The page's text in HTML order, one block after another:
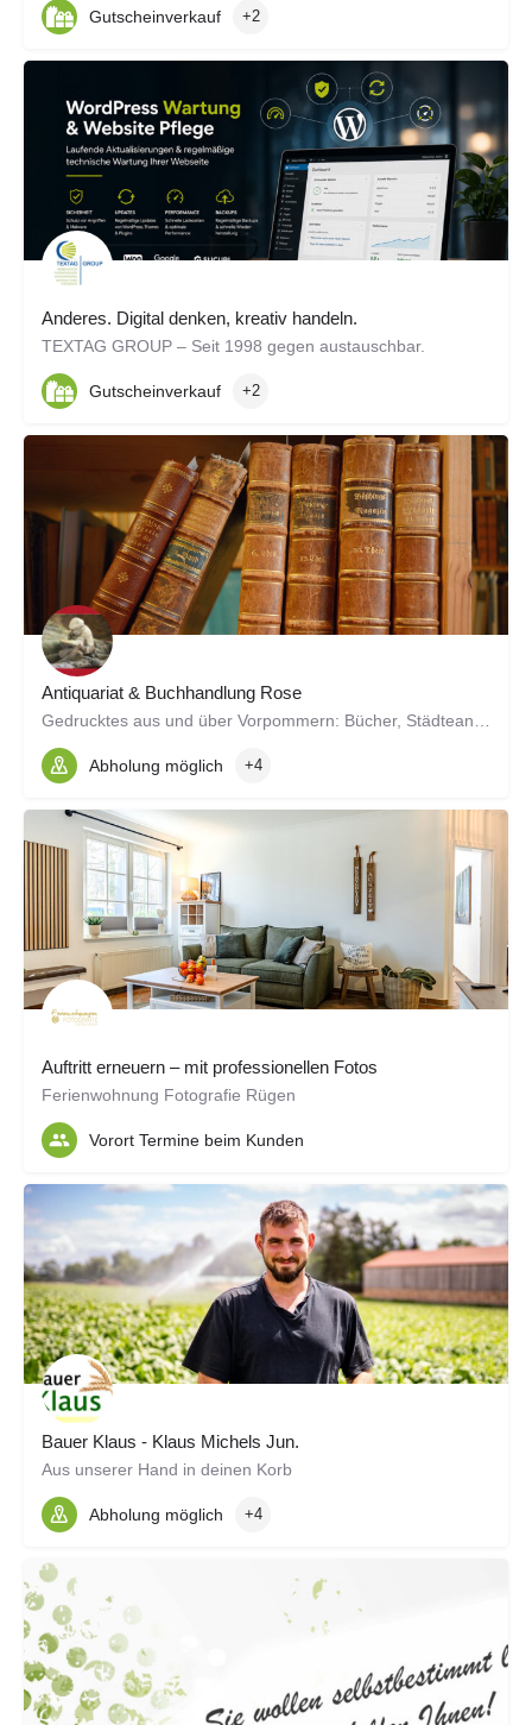
Gutscheinverkauf +2
Anderes. Digital denken, kreativ handeln.
TEXTAG GROUP – Seit 1998 gegen austauschbar.
Gutscheinverkauf +2
Antiquariat & Buchhandlung Rose
Abholung möglich +4
Auftritt erneuern – mit professionellen Fotos
Ferienwohnung Fotografie Rügen
Vorort Termine beim Kunden
Bauer Klaus - Klaus Michels Jun.
Aus unserer Hand in deinen Korb
Abholung möglich +4